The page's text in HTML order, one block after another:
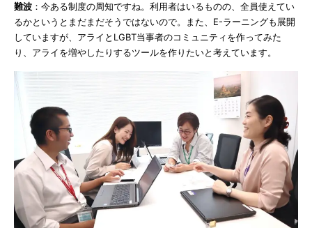
難波 ：今ある制度の周知ですね。利用者はいるものの、全員使えてい
るかというとまだまだそうではないので。また、E-ラーニングも展開
していますが、アライとLGBT当事者のコミュニティを作ってみた
り、アライを増やしたりするツールを作りたいと考えています。